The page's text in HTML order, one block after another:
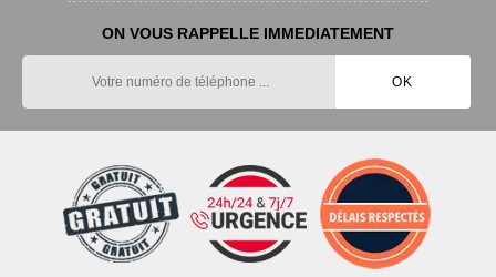
ON VOUS RAPPELLE IMMEDIATEMENT